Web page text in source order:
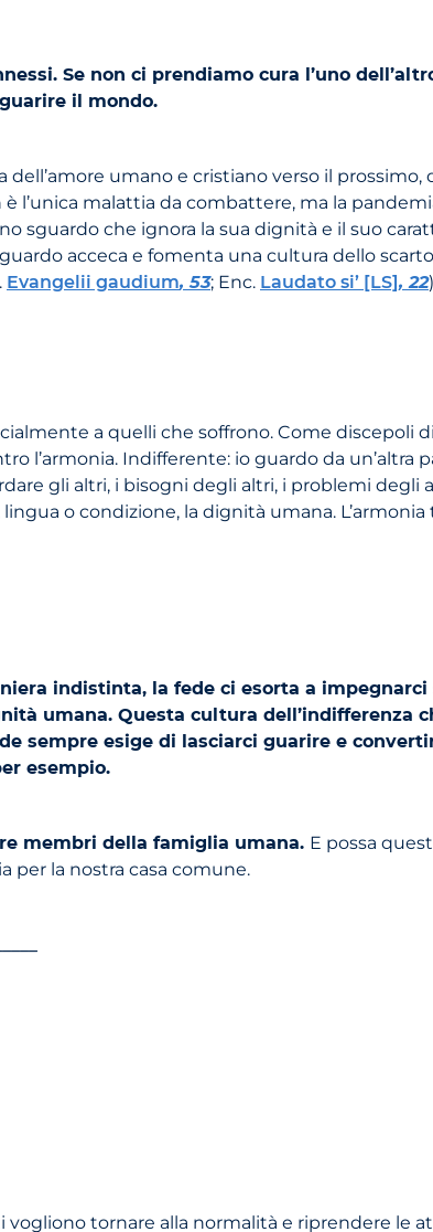
Se non ci prendiamo cura l’uno
il mondo.
umano e cristiano verso il prossimo,
l’unica malattia da combattere, ma la
sguardo che ignora la sua dignità e il suo
acceca e fomenta una cultura dello
Evangelii gaudium, 53; Enc. Laudato si’ [LS], 22
a quelli che soffrono. Come discepoli
Indifferente: io guardo da un’altra
gli altri, i bisogni degli altri, i problemi degli
o condizione, la dignità umana.
indistinta, la fede ci esorta a impegnarci
umana. Questa cultura dell’indifferenza
sempre esige di lasciarci guarire e
esempio.
membri della famiglia umana. E possa
per la nostra casa comune.
tornare alla normalità e riprendere le